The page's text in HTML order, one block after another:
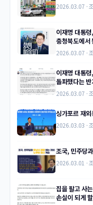
2026.03.07 ·
이재명 대통
충청북도에
2026.03.07 ·
이재명 대통
돌파했다는
2026.03.07 ·
싱가포르 재
2026.03.03 ·
조국, 민주당
2026.03.01 ·
집을 팔고 사
손실이 되게